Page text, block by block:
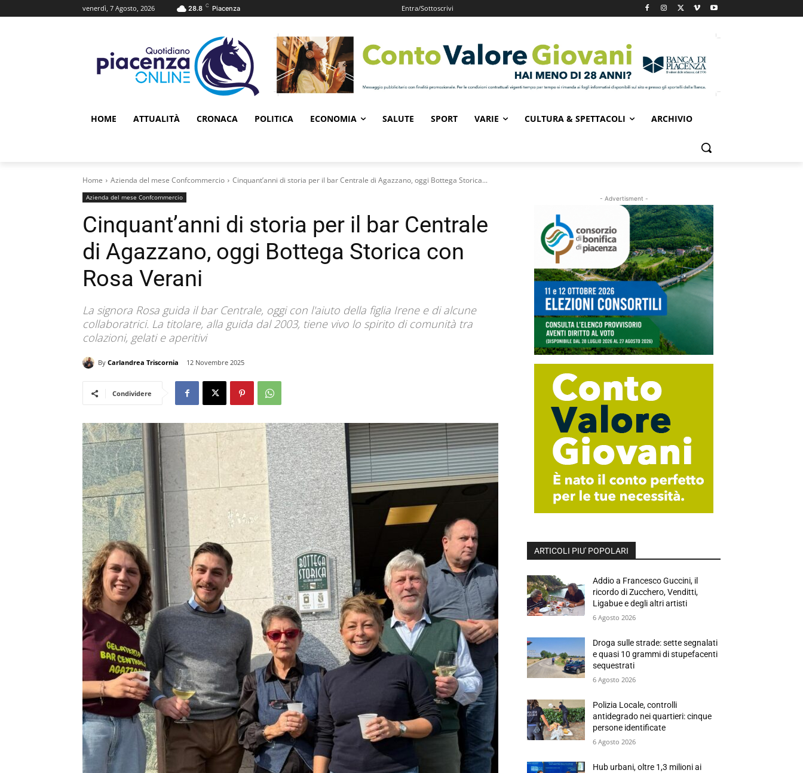
venerdì, 7 Agosto, 2026 28.8 C Piacenza Entra/Sottoscrivi
HOME ATTUALITÀ CRONACA POLITICA ECONOMIA SALUTE SPORT VARIE CULTURA & SPETTACOLI ARCHIVIO
Home Azienda del mese Confcommercio Cinquant’anni di storia per il bar Centrale di Agazzano, oggi Bottega Storica...
Azienda del mese Confcommercio
Cinquant’anni di storia per il bar Centrale
di Agazzano, oggi Bottega Storica con
Rosa Verani
La signora Rosa guida il bar Centrale, oggi con l'aiuto della figlia Irene e di alcune
collaboratrici. La titolare, alla guida dal 2003, tiene vivo lo spirito di comunità tra
colazioni, gelati e aperitivi
By Carlandrea Triscornia 12 Novembre 2025
Condividere
- Advertisment -
ARTICOLI PIU' POPOLARI
Addio a Francesco Guccini, il
ricordo di Zucchero, Venditti,
Ligabue e degli altri artisti
6 Agosto 2026
Droga sulle strade: sette segnalati
e quasi 10 grammi di stupefacenti
sequestrati
6 Agosto 2026
Polizia Locale, controlli
antidegrado nei quartieri: cinque
persone identificate
6 Agosto 2026
Hub urbani, oltre 1,3 milioni ai